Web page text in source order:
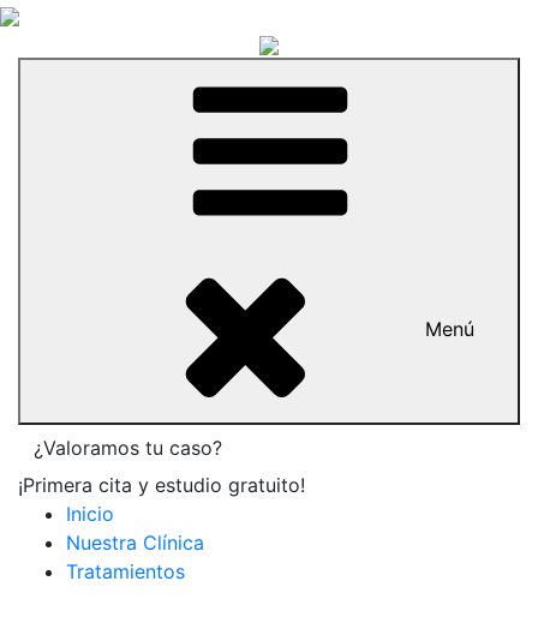
Menú
¿Valoramos tu caso?
¡Primera cita y estudio gratuito!
Inicio
Nuestra Clínica
Tratamientos